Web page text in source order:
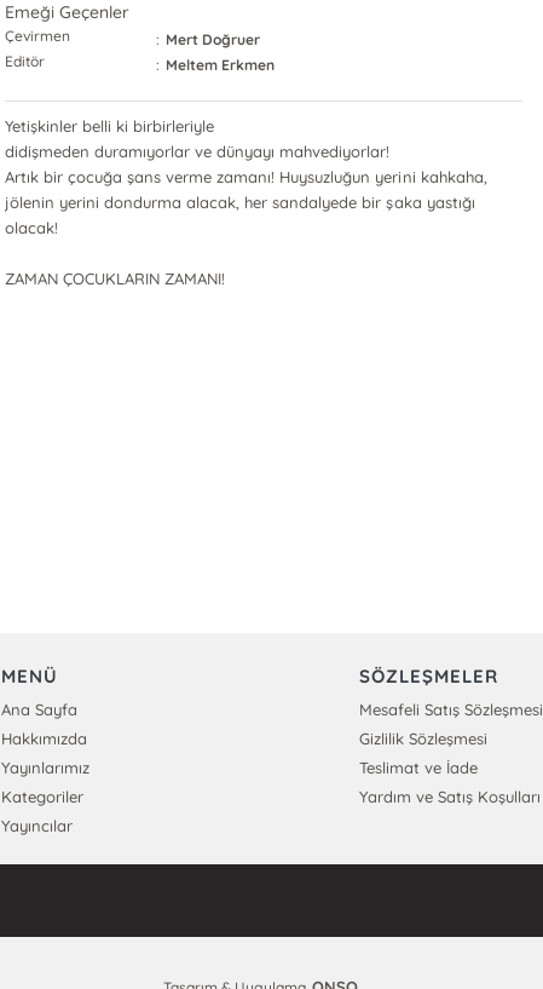
Emeği Geçenler
Çevirmen : Mert Doğruer
Editör
: Meltem Erkmen
Yetişkinler belli ki birbirleriyle
didişmeden duramıyorlar ve dünyayı mahvediyorlar!
Artık bir çocuğa şans verme zamanı! Huysuzluğun yerini kahkaha,
jölenin yerini dondurma alacak, her sandalyede bir şaka yastığı
olacak!
ZAMAN ÇOCUKLARIN ZAMANI!
MENÜ
Ana Sayfa
Hakkımızda
Yayınlarımız
Kategoriler
Yayıncılar
SÖZLEŞMELER
Mesafeli Satış Sözleşmesi
Gizlilik Sözleşmesi
Teslimat ve İade
Yardım ve Satış Koşulları